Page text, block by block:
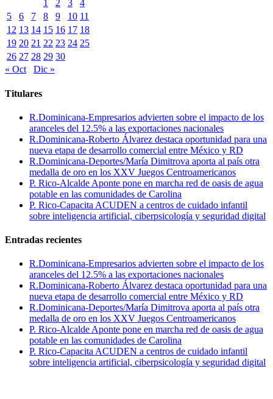
1
2 3
4
5
6 7 8 9 10 11
12 13 14 15 16 17 18
19 20 21 22 23 24 25
26 27 28 29 30
« Oct
Dic »
Titulares
R.Dominicana-Empresarios advierten sobre el impacto de los
aranceles del 12.5% a las exportaciones nacionales
R.Dominicana-Roberto Álvarez destaca oportunidad para una
nueva etapa de desarrollo comercial entre México y RD
R.Dominicana-Deportes/María Dimitrova aporta al país otra
medalla de oro en los XXV Juegos Centroamericanos
P. Rico-Alcalde Aponte pone en marcha red de oasis de agua
potable en las comunidades de Carolina
P. Rico-Capacita ACUDEN a centros de cuidado infantil
sobre inteligencia artificial, ciberpsicología y seguridad digital
Entradas recientes
R.Dominicana-Empresarios advierten sobre el impacto de los
aranceles del 12.5% a las exportaciones nacionales
R.Dominicana-Roberto Álvarez destaca oportunidad para una
nueva etapa de desarrollo comercial entre México y RD
R.Dominicana-Deportes/María Dimitrova aporta al país otra
medalla de oro en los XXV Juegos Centroamericanos
P. Rico-Alcalde Aponte pone en marcha red de oasis de agua
potable en las comunidades de Carolina
P. Rico-Capacita ACUDEN a centros de cuidado infantil
sobre inteligencia artificial, ciberpsicología y seguridad digital